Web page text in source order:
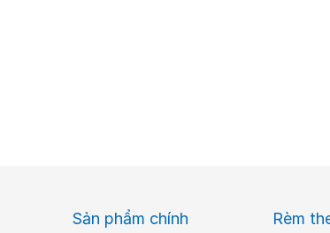
Sản phẩm chính Rèm